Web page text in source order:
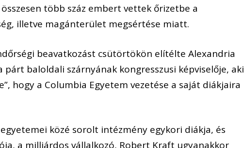
több száz embert vettek őrizetbe a
illetve magánterület megsértése miatt.
beavatkozást csütörtökön elítélte Alexandria
párt baloldali szárnyának kongresszusi képviselője, aki
hogy a Columbia Egyetem vezetése a saját diákjaira
közé sorolt intézmény egykori diákja, és
a milliárdos vállalkozó, Robert Kraft ugyanakkor